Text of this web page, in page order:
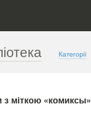
Категорії
з міткою «комиксы»